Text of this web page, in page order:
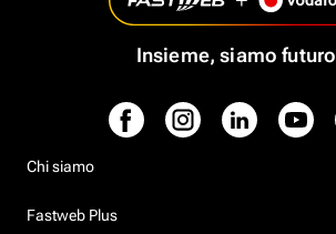
Insieme, siamo futuro
Chi siamo
Fastweb Plus